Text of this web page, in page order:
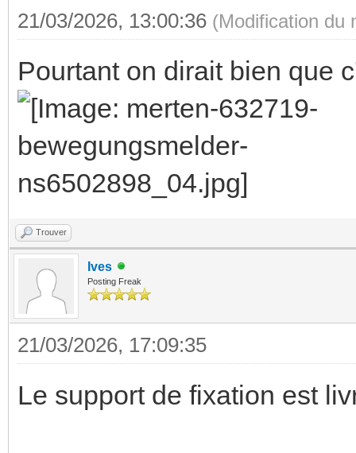
21/03/2026, 13:00:36 (Modification du
Pourtant on dirait bien que
Trouver
Ives
Posting Freak
21/03/2026, 17:09:35
Le support de fixation est